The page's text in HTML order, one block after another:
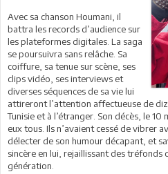
Avec sa chanson Houmani, il
battra les records d’audience sur
les plateformes digitales. La saga
se poursuivra sans relâche. Sa
coiffure, sa tenue sur scène, ses
clips vidéo, ses interviews et
diverses séquences de sa vie lui
attireront l’attention affectueuse de
Tunisie et à l’étranger. Son décès, le
eux tous. Ils n’avaient cessé de vibrer
délecter de son humour décapant, et
sincère en lui, rejaillissant des tréfonds
génération.